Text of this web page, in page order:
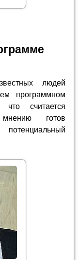
людей
программном
считается
готов